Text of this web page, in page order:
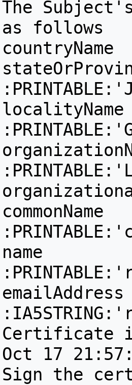
The
as follows
localityName
commonName
name
emailAddress
Certificate
Oct 17
Sign the